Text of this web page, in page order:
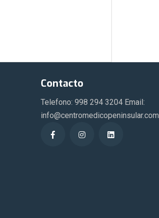
Contacto
Telefono: 998 294 3204 Email:
info@centromedicopeninsular.com